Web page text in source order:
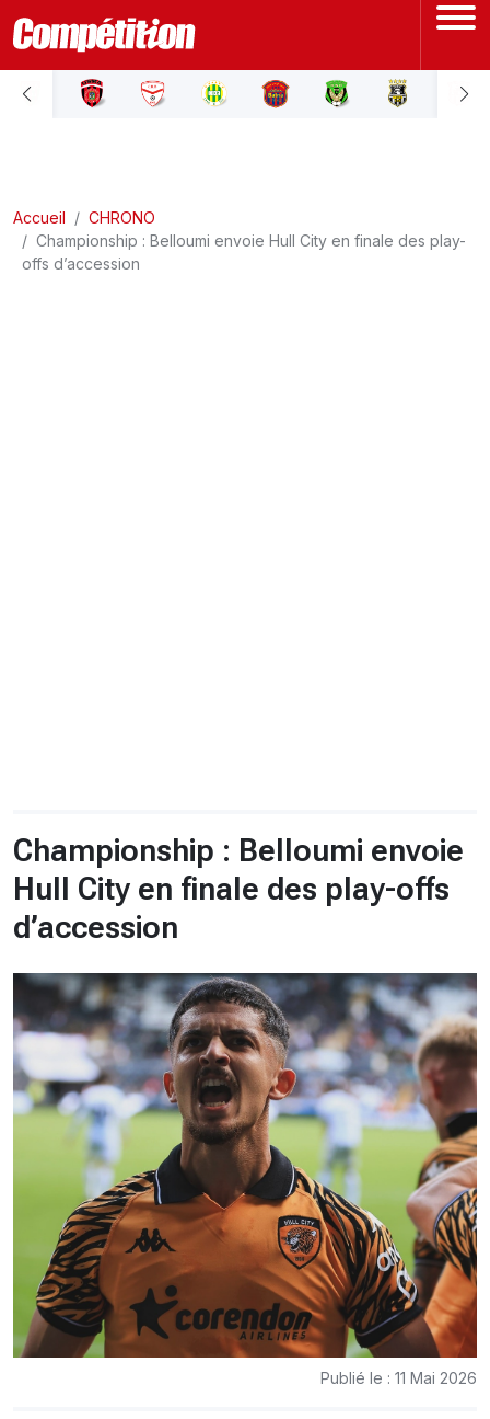
ACCUEIL
LIGUE 2
Accueil
CHRONO
Championship : Belloumi envoie Hull City en finale des play-
offs d’accession
Championship : Belloumi envoie
Hull City en finale des play-offs
d’accession
Publié le : 11 Mai 2026